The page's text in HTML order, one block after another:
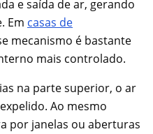
e saída de ar, gerando
Em casas de
mecanismo é bastante
mais controlado.
na parte superior, o ar
Ao mesmo
por janelas ou aberturas